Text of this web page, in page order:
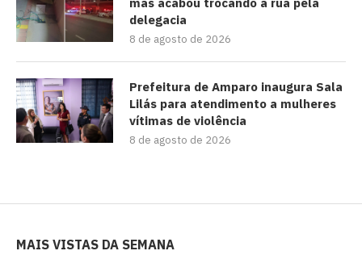
delegacia
8 de agosto de 2026
Prefeitura de Amparo inaugura Sala
Lilás para atendimento a mulheres
vítimas de violência
8 de agosto de 2026
MAIS VISTAS DA SEMANA